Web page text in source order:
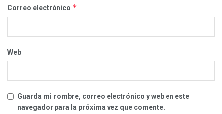
Correo electrónico *
Web
Guarda mi nombre, correo electrónico y web en este
navegador para la próxima vez que comente.